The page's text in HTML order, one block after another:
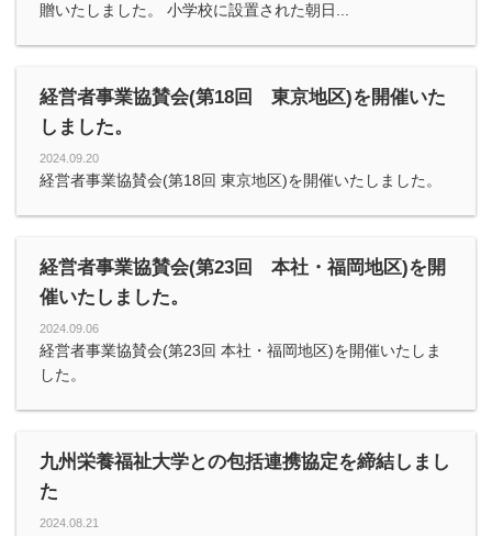
贈いたしました。 小学校に設置された朝日...
経営者事業協賛会(第18回 東京地区)を開催いた
しました。
2024.09.20
経営者事業協賛会(第18回 東京地区)を開催いたしました。
経営者事業協賛会(第23回 本社・福岡地区)を開
催いたしました。
2024.09.06
経営者事業協賛会(第23回 本社・福岡地区)を開催いたしま
した。
九州栄養福祉大学との包括連携協定を締結しまし
た
2024.08.21